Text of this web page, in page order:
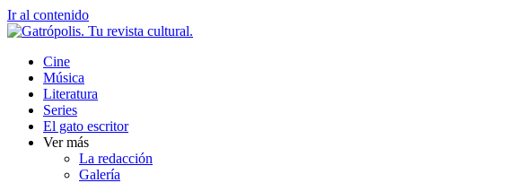
Ir al contenido
Cine
Música
Literatura
Series
El gato escritor
Ver más
La redacción
Galería